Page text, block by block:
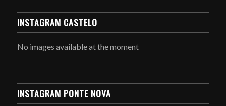
INSTAGRAM CASTELO
No images available at the moment
INSTAGRAM PONTE NOVA